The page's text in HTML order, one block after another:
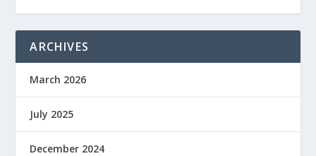
ARCHIVES
March 2026
July 2025
December 2024